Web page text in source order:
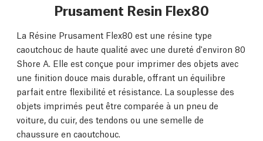
Prusament Resin Flex80
La Résine Prusament Flex80 est une résine type
caoutchouc de haute qualité avec une dureté d'environ 80
Shore A. Elle est conçue pour imprimer des objets avec
une finition douce mais durable, offrant un équilibre
parfait entre flexibilité et résistance. La souplesse des
objets imprimés peut être comparée à un pneu de
voiture, du cuir, des tendons ou une semelle de
chaussure en caoutchouc.